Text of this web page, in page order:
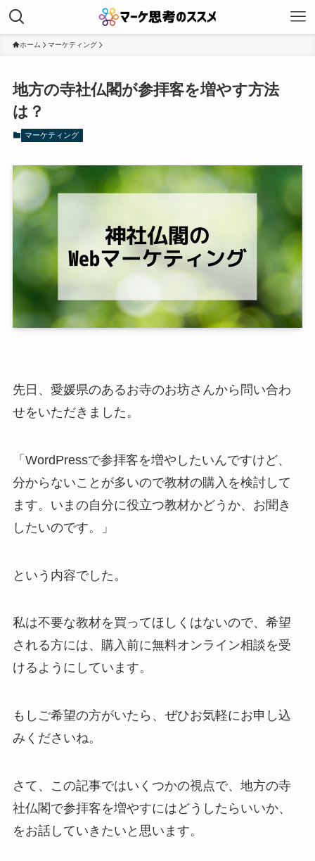
ホーム マーケティング
地方の寺社仏閣が参拝客を増やす方法
は？
マーケティング
先日、愛媛県のあるお寺のお坊さんから問い合わ
せをいただきました。
「WordPressで参拝客を増やしたいんですけど、
分からないことが多いので教材の購入を検討して
ます。いまの自分に役立つ教材かどうか、お聞き
したいのです。」
という内容でした。
私は不要な教材を買ってほしくはないので、希望
される方には、購入前に無料オンライン相談を受
けるようにしています。
もしご希望の方がいたら、ぜひお気軽にお申し込
みくださいね。
さて、この記事ではいくつかの視点で、地方の寺
社仏閣で参拝客を増やすにはどうしたらいいか、
をお話していきたいと思います。